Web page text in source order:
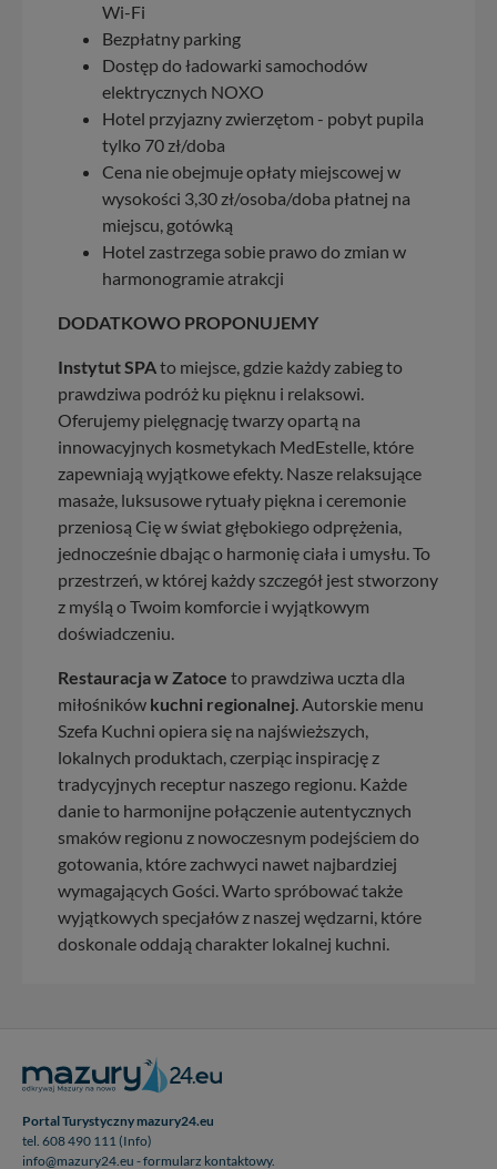
Wi-Fi
Bezpłatny parking
Dostęp do ładowarki samochodów
elektrycznych NOXO
Hotel przyjazny zwierzętom - pobyt pupila
tylko 70 zł/doba
Cena nie obejmuje opłaty miejscowej w
wysokości 3,30 zł/osoba/doba płatnej na
miejscu, gotówką
Hotel zastrzega sobie prawo do zmian w
harmonogramie atrakcji
DODATKOWO PROPONUJEMY
Instytut SPAto miejsce, gdzie każdy zabieg to
prawdziwa podróż ku pięknu i relaksowi.
Oferujemy pielęgnację twarzy opartą na
innowacyjnych kosmetykach MedEstelle, które
zapewniają wyjątkowe efekty. Nasze relaksujące
masaże, luksusowe rytuały piękna i ceremonie
przeniosą Cię w świat głębokiego odprężenia,
jednocześnie dbając o harmonię ciała i umysłu. To
przestrzeń, w której każdy szczegół jest stworzony
z myślą o Twoim komforcie i wyjątkowym
doświadczeniu.
Restauracja w Zatoce to prawdziwa uczta dla
miłośników kuchni regionalnej. Autorskie menu
Szefa Kuchni opiera się na najświeższych,
lokalnych produktach, czerpiąc inspirację z
tradycyjnych receptur naszego regionu. Każde
danie to harmonijne połączenie autentycznych
smaków regionu z nowoczesnym podejściem do
gotowania, które zachwyci nawet najbardziej
wymagających Gości. Warto spróbować także
wyjątkowych specjałów z naszej wędzarni, które
doskonale oddają charakter lokalnej kuchni.
Portal Turystyczny mazury24.eu
tel. 608 490 111 (Info)
info@mazury24.eu - formularz kontaktowy.